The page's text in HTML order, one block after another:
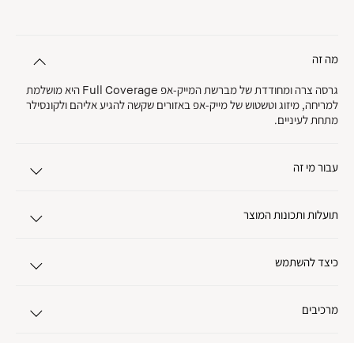
מה זה
גרסה צרה ומחודדת של מברשת המייק-אפ Full Coverage היא מושלמת
למריחה, מיזוג וטשטוש של מייק-אפ באזורים שקשה להגיע אליהם ולקונסילר
מתחת לעיניים.
עבור מי זה
תועלות ותכונות המוצר
כיצד להשתמש
מרכיבים